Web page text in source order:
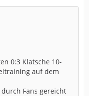
0:3 Klatsche 10-
auf dem
Fans gereicht